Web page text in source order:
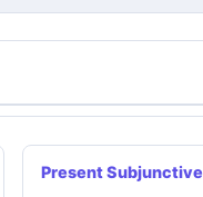
Present Subjunctive